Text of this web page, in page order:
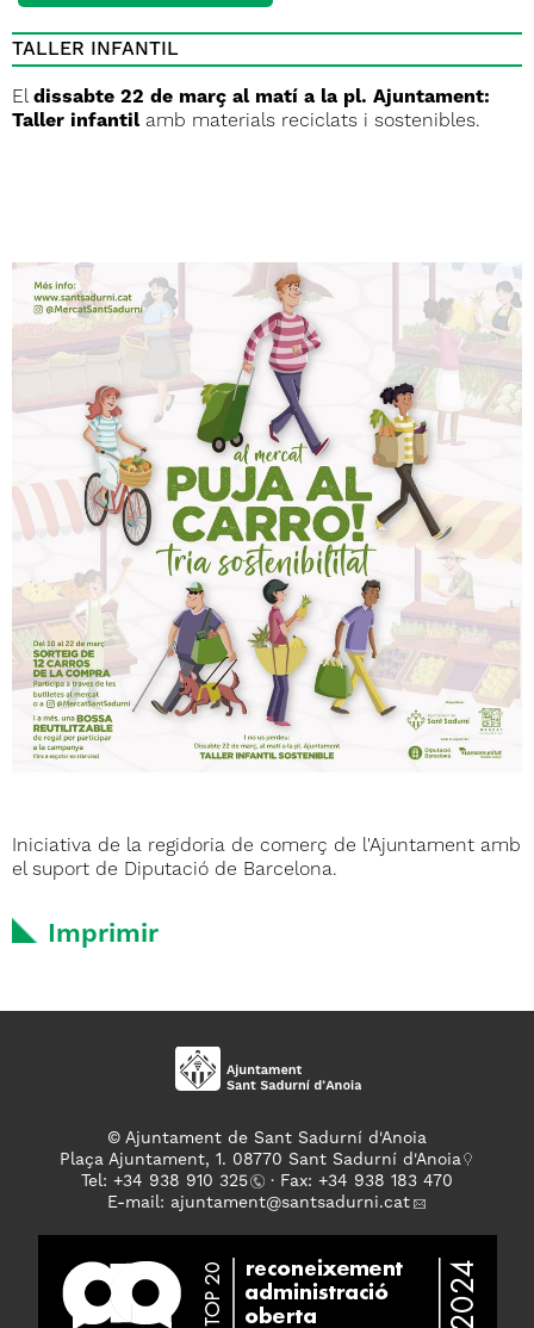
TALLER INFANTIL
Eldissabte 22 de març al matí a la pl. Ajuntament:
Taller infantilamb materials reciclats i sostenibles.
Iniciativa de la regidoria de comerç de l'Ajuntament amb
el suport de Diputació de Barcelona.
Imprimir
© Ajuntament de Sant Sadurní d'Anoia
Plaça Ajuntament, 1. 08770 Sant Sadurní d'Anoia
Tel: +34 938 910 325
· Fax: +34 938 183 470
E-mail: ajuntament@santsadurni.cat